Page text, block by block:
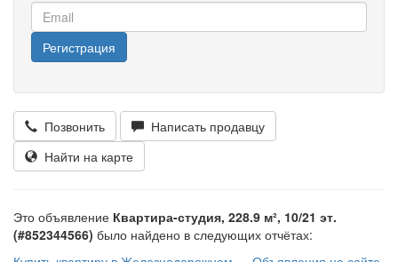
Регистрация
Позвонить
Написать продавцу
Найти на карте
Это объявление Квартира-студия, 228.9 м², 10/21 эт.
(#852344566) было найдено в следующих отчётах: